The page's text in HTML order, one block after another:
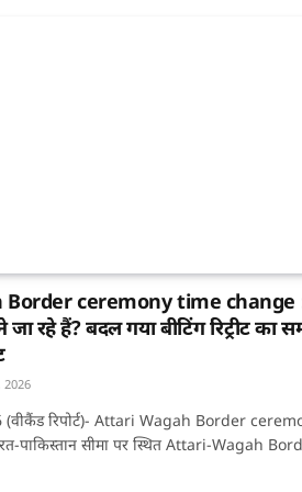
Border ceremony time change
जा रहे हैं? बदल गया बीटिंग रिट्रीट का
2026
रिपोर्ट)- Attari Wagah Border
पाकिस्तान सीमा पर स्थित Attari-Wagah